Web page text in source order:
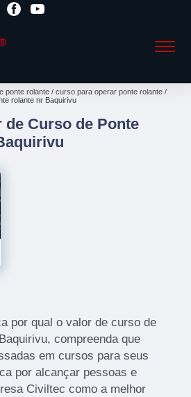
ponte rolante
curso para operar ponte rolante
rolante nr Baquirivu
de Curso de Ponte
por qual o valor de curso de
compreenda que
em cursos para seus
por alcançar pessoas e
Civiltec como a melhor